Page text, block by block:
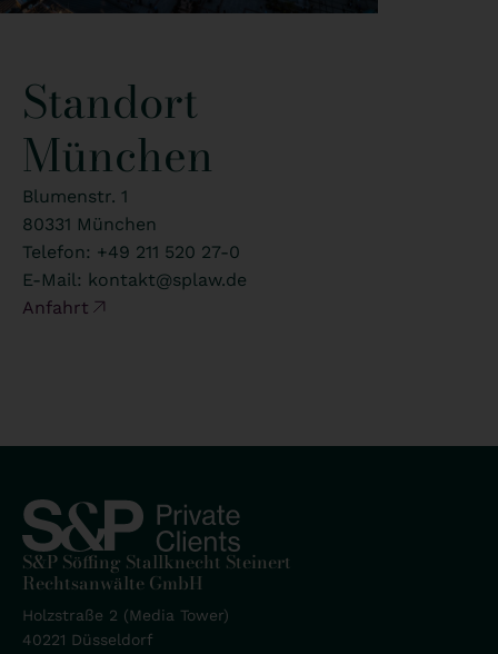
Standort
München
Blumenstr. 1
80331 München
Telefon: +49 211 520 27-0
E-Mail: kontakt@splaw.de
Anfahrt
S&P Söffing Stallknecht Steinert
Rechtsanwälte GmbH
Holzstraße 2 (Media Tower)
40221 Düsseldorf